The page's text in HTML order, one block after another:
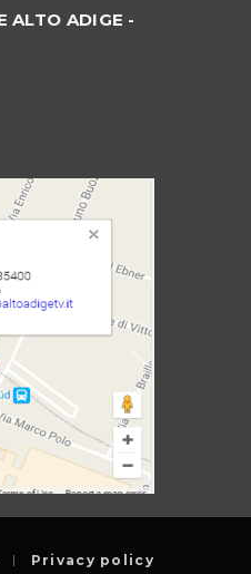
ALTO ADIGE -
Privacy policy